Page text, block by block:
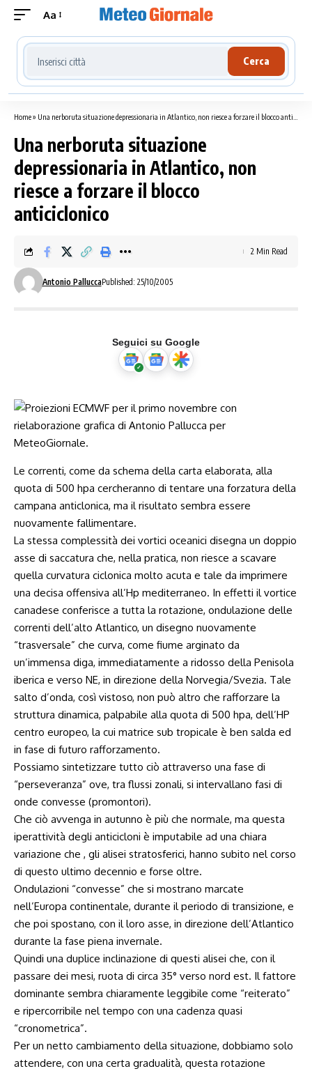
Aa
Cerca località meteo
Cerca
Home» Una nerboruta situazione depressionaria in Atlantico, non riesce a forzare il blocco anticiclonico
Una nerboruta situazione
depressionaria in Atlantico, non
riesce a forzare il blocco
anticiclonico
Antonio PalluccaPublished: 25/10/2005
2 Min Read
Seguici su Google
Le correnti, come da schema della carta elaborata, alla
quota di 500 hpa cercheranno di tentare una forzatura della
campana anticlonica, ma il risultato sembra essere
nuovamente fallimentare.
La stessa complessità dei vortici oceanici disegna un doppio
asse di saccatura che, nella pratica, non riesce a scavare
quella curvatura ciclonica molto acuta e tale da imprimere
una decisa offensiva all’Hp mediterraneo. In effetti il vortice
canadese conferisce a tutta la rotazione, ondulazione delle
correnti dell’alto Atlantico, un disegno nuovamente
“trasversale” che curva, come fiume arginato da
un’immensa diga, immediatamente a ridosso della Penisola
iberica e verso NE, in direzione della Norvegia/Svezia. Tale
salto d’onda, così vistoso, non può altro che rafforzare la
struttura dinamica, palpabile alla quota di 500 hpa, dell’HP
centro europeo, la cui matrice sub tropicale è ben salda ed
in fase di futuro rafforzamento.
Possiamo sintetizzare tutto ciò attraverso una fase di
“perseveranza” ove, tra flussi zonali, si intervallano fasi di
onde convesse (promontori).
Che ciò avvenga in autunno è più che normale, ma questa
iperattività degli anticicloni è imputabile ad una chiara
variazione che , gli alisei stratosferici, hanno subito nel corso
di questo ultimo decennio e forse oltre.
Ondulazioni “convesse” che si mostrano marcate
nell’Europa continentale, durante il periodo di transizione, e
che poi spostano, con il loro asse, in direzione dell’Atlantico
durante la fase piena invernale.
Quindi una duplice inclinazione di questi alisei che, con il
passare dei mesi, ruota di circa 35° verso nord est. Il fattore
dominante sembra chiaramente leggibile come “reiterato”
e ripercorribile nel tempo con una cadenza quasi
“cronometrica”.
Per un netto cambiamento della situazione, dobbiamo solo
attendere, con una certa gradualità, questa rotazione